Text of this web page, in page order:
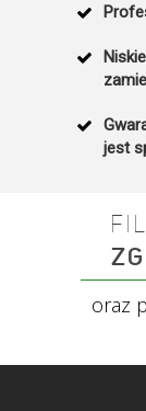
jest
oraz